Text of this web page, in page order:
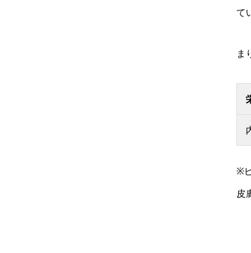
て
ま
※
皮